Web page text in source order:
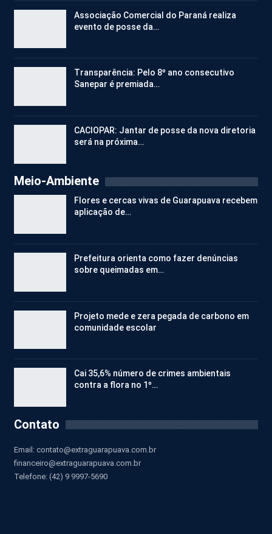
Associação Comercial do Paraná realiza
evento de posse da…
Transparência: Pelo 8º ano consecutivo
Sanepar é premiada…
CACIOPAR: Jantar de posse da nova diretoria
será na próxima…
Meio-Ambiente
Flores e cercas vivas de Guarapuava recebem
aplicação de…
Prefeitura orienta como fazer denúncias
sobre queimadas em…
Projeto mede e zera pegada de carbono em
comunidade escolar
Cai 35,6% número de crimes ambientais
contra a flora no 1º…
Contato
Email: contato@extraguarapuava.com.br
financeiro@extraguarapuava.com.br
Telefone: (42) 9 9997-5690